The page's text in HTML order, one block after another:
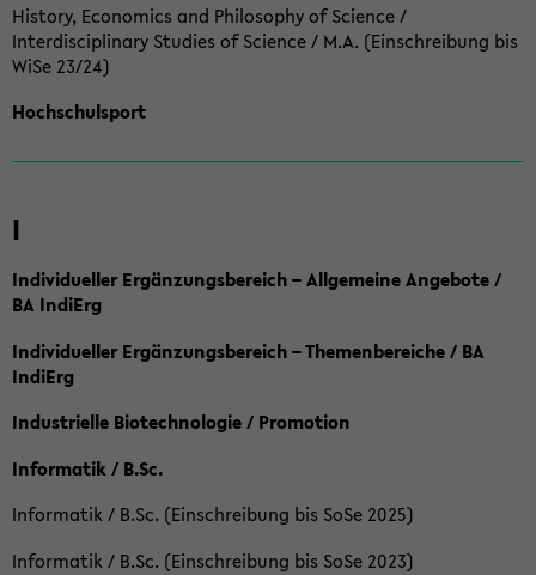
History, Economics and Philosophy of Science /
Interdisciplinary Studies of Science / M.A. (Einschreibung bis
WiSe 23/24)
Hochschulsport
I
Individueller Ergänzungsbereich – Allgemeine Angebote /
BA IndiErg
Individueller Ergänzungsbereich – Themenbereiche / BA
IndiErg
Industrielle Biotechnologie / Promotion
Informatik / B.Sc.
Informatik / B.Sc. (Einschreibung bis SoSe 2025)
Informatik / B.Sc. (Einschreibung bis SoSe 2023)